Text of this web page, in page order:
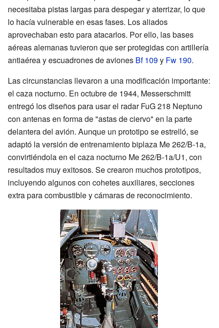
necesitaba pistas largas para despegar y aterrizar, lo que
lo hacía vulnerable en esas fases. Los aliados
aprovechaban esto para atacarlos. Por ello, las bases
aéreas alemanas tuvieron que ser protegidas con artillería
antiaérea y escuadrones de aviones Bf 109y Fw 190.
Las circunstancias llevaron a una modificación importante:
el caza nocturno. En octubre de 1944, Messerschmitt
entregó los diseños para usar el radar FuG 218 Neptuno
con antenas en forma de "astas de ciervo" en la parte
delantera del avión. Aunque un prototipo se estrelló, se
adaptó la versión de entrenamiento biplaza Me 262/B-1a,
convirtiéndola en el caza nocturno Me 262/B-1a/U1, con
resultados muy exitosos. Se crearon muchos prototipos,
incluyendo algunos con cohetes auxiliares, secciones
extra para combustible y cámaras de reconocimiento.